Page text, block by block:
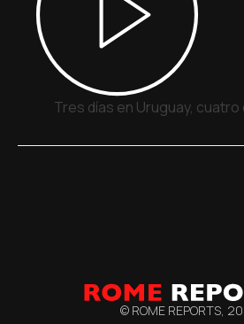
Tres días en Uruguay,
© ROME REPORTS,